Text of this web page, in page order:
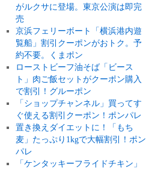
がルクサに登場。東京公演は即完
売
京浜フェリーボート「横浜港内遊
覧船」割引クーポンがおトク。予
約不要。くまポン
ローストビーフ油そば「ビース
ト」肉ご飯セットがクーポン購入
で割引！グルーポン
「ショップチャンネル」買ってす
ぐ使える割引クーポン！ポンパレ
置き換えダイエットに！「もち
麦」たっぷり1kgで大幅割引！ポン
パレ
「ケンタッキーフライドチキン」